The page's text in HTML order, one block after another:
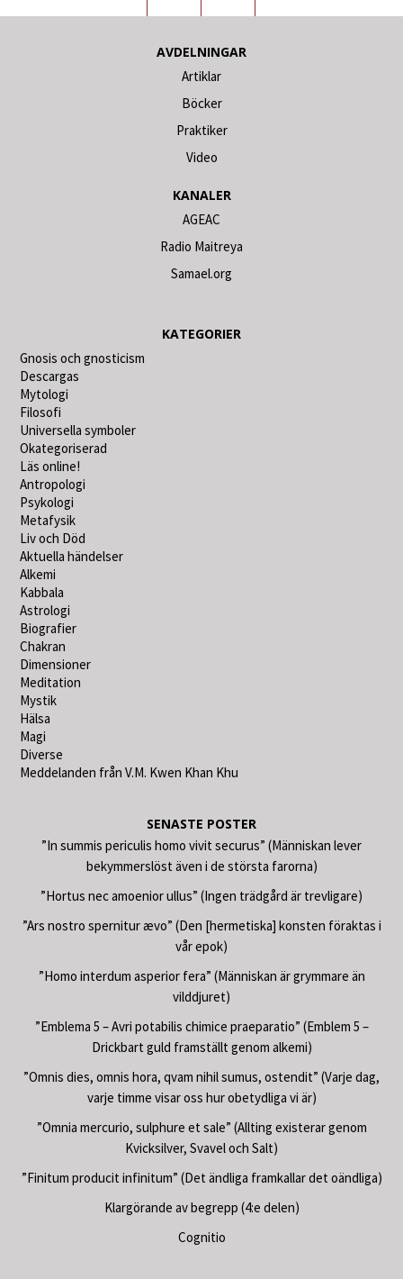
AVDELNINGAR
Artiklar
Böcker
Praktiker
Video
KANALER
AGEAC
Radio Maitreya
Samael.org
KATEGORIER
Gnosis och gnosticism
Descargas
Mytologi
Filosofi
Universella symboler
Okategoriserad
Läs online!
Antropologi
Psykologi
Metafysik
Liv och Död
Aktuella händelser
Alkemi
Kabbala
Astrologi
Biografier
Chakran
Dimensioner
Meditation
Mystik
Hälsa
Magi
Diverse
Meddelanden från V.M. Kwen Khan Khu
SENASTE POSTER
”In summis periculis homo vivit securus” (Människan lever
bekymmerslöst även i de största farorna)
”Hortus nec amoenior ullus” (Ingen trädgård är trevligare)
”Ars nostro spernitur ævo” (Den [hermetiska] konsten föraktas i
vår epok)
”Homo interdum asperior fera” (Människan är grymmare än
vilddjuret)
”Emblema 5 – Avri potabilis chimice praeparatio” (Emblem 5 –
Drickbart guld framställt genom alkemi)
”Omnis dies, omnis hora, qvam nihil sumus, ostendit” (Varje dag,
varje timme visar oss hur obetydliga vi är)
”Omnia mercurio, sulphure et sale” (Allting existerar genom
Kvicksilver, Svavel och Salt)
”Finitum producit infinitum” (Det ändliga framkallar det oändliga)
Klargörande av begrepp (4:e delen)
Cognitio